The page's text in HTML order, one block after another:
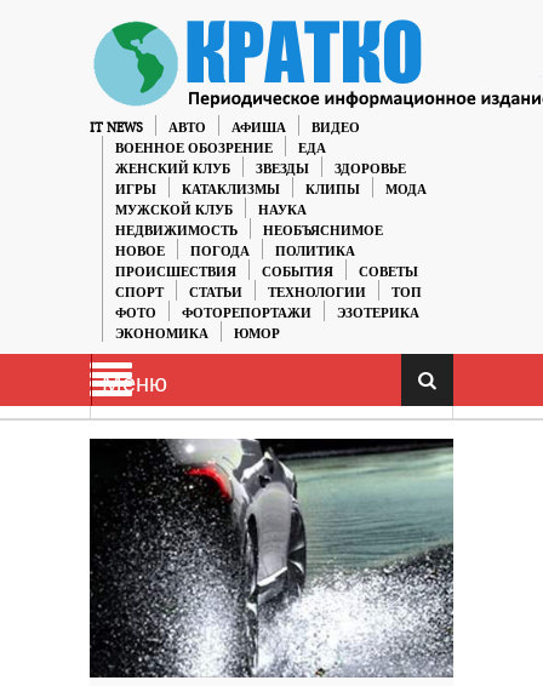
IT NEWS АВТО АФИША
ВИДЕО
ВОЕННОЕ ОБОЗРЕНИЕ
ЕДА
ЖЕНСКИЙ КЛУБ
ЗВЕЗДЫ
ЗДОРОВЬЕ
ИГРЫ
КАТАКЛИЗМЫ КЛИПЫ
МОДА
МУЖСКОЙ КЛУБ
НАУКА
НЕДВИЖИМОСТЬ
НЕОБЪЯСНИМОЕ
НОВОЕ
ПОГОДА
ПОЛИТИКА
ПРОИСШЕСТВИЯ
СОБЫТИЯ
СОВЕТЫ
СПОРТ
СТАТЬИ ТЕХНОЛОГИИ
ТОП
ФОТО
ФОТОРЕПОРТАЖИ
ЭЗОТЕРИКА
ЭКОНОМИКА
ЮМОР
Меню